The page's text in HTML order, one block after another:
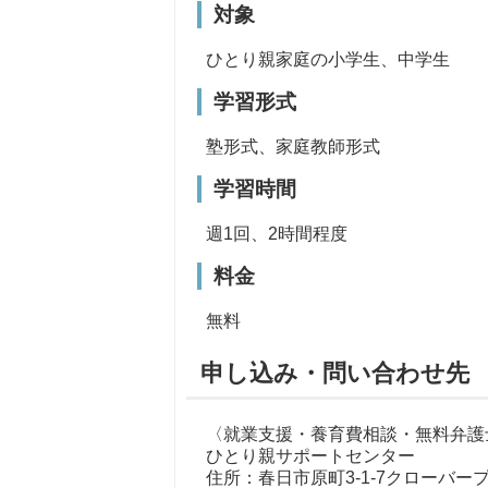
対象
ひとり親家庭の小学生、中学生
学習形式
塾形式、家庭教師形式
学習時間
週1回、2時間程度
料金
無料
申し込み・問い合わせ先
〈就業支援・養育費相談・無料弁護
ひとり親サポートセンター
住所：春日市原町3-1-7クローバー